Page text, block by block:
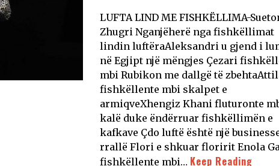
LUFTA LIND ME FISHKËLLIMA-
Zhugri Nganjëherë nga fishkëllimat
lindin luftëraAleksandri u gjend i
në Egjipt një mëngjes Çezari
mbi Rubikon me dallgë të
fishkëllente mbi skalpet e
armiqveXhengiz Khani fluturonte
kalë duke ëndërruar fishkëllimën e
kafkave Çdo luftë është një
rrallë Flori e shkuar floririt Enola
fishkëllente mbi… Keep Reading